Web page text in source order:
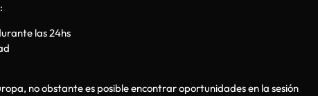
las 24hs
no obstante es posible encontrar oportunidades en la sesión